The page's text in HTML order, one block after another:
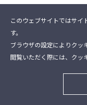
このウェブサイトではサイ
す。
ブラウザの設定によりクッ
閲覧いただく際には、クッ